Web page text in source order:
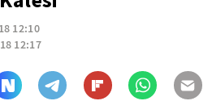
12:10
12:17